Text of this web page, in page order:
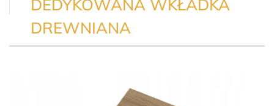
DEDYKOWANA WKŁADKA
DREWNIANA